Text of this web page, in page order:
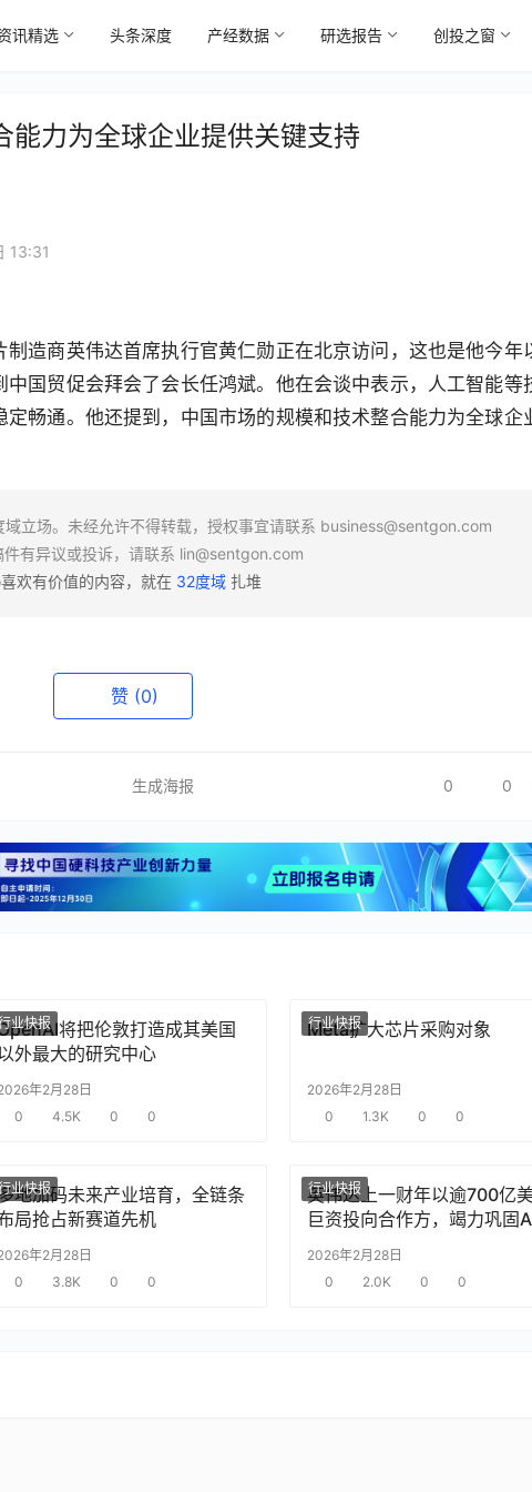
讯精选 头条深度 产经数据 研选报告 创投之窗
能力为全球企业提供关键支持
13:31
造商英伟达首席执行官黄仁勋正在北京访问，这也是他今年
国贸促会拜会了会长任鸿斌。他在会谈中表示，人工智能等
畅通。他还提到，中国市场的规模和技术整合能力为全球企
立场。未经允许不得转载，授权事宜请联系 business@sentgon.com
有异议或投诉，请联系 lin@sentgon.com
欢有价值的内容，就在 32度域扎堆
赞 (0)
生成海报 0 0
业快报 将把伦敦打造成其美国
外最大的研究中心
年2月28日
0
4.5K 0 0
行业快报
Meta扩大芯片采购对象
2026年2月28日
0
1.3K 0 0
业快报
地加码未来产业培育，全链条
局抢占新赛道先机
年2月28日
0
3.8K 0 0
行业快报
英伟达上一财年以逾700亿
巨资投向合作方，竭力巩固
片需求
2026年2月28日
0
2.0K 0 0